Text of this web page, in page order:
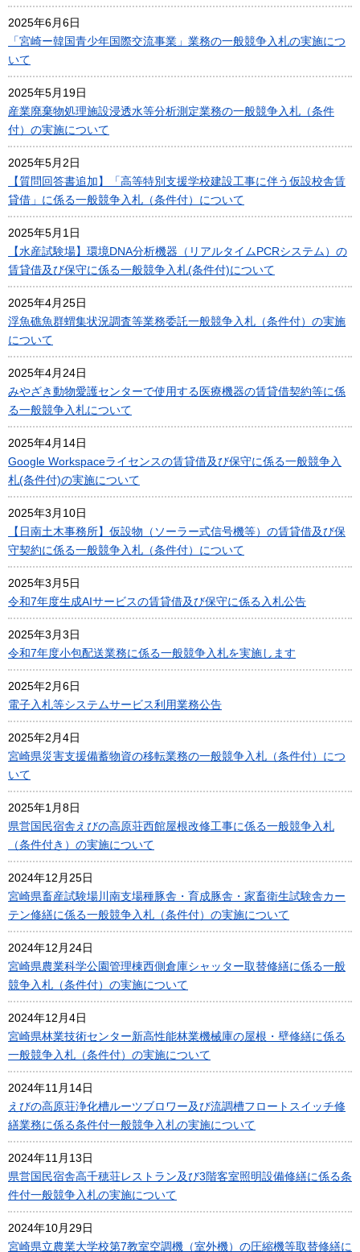
2025年6月6日
「宮崎ー韓国青少年国際交流事業」業務の一般競争入札の実施につ
いて
2025年5月19日
産業廃棄物処理施設浸透水等分析測定業務の一般競争入札（条件
付）の実施について
2025年5月2日
【質問回答書追加】「高等特別支援学校建設工事に伴う仮設校舎賃
貸借」に係る一般競争入札（条件付）について
2025年5月1日
【水産試験場】環境DNA分析機器（リアルタイムPCRシステム）の
賃貸借及び保守に係る一般競争入札(条件付)について
2025年4月25日
浮魚礁魚群蝟集状況調査等業務委託一般競争入札（条件付）の実施
について
2025年4月24日
みやざき動物愛護センターで使用する医療機器の賃貸借契約等に係
る一般競争入札について
2025年4月14日
Google Workspaceライセンスの賃貸借及び保守に係る一般競争入
札(条件付)の実施について
2025年3月10日
【日南土木事務所】仮設物（ソーラー式信号機等）の賃貸借及び保
守契約に係る一般競争入札（条件付）について
2025年3月5日
令和7年度生成AIサービスの賃貸借及び保守に係る入札公告
2025年3月3日
令和7年度小包配送業務に係る一般競争入札を実施します
2025年2月6日
電子入札等システムサービス利用業務公告
2025年2月4日
宮崎県災害支援備蓄物資の移転業務の一般競争入札（条件付）につ
いて
2025年1月8日
県営国民宿舎えびの高原荘西館屋根改修工事に係る一般競争入札
（条件付き）の実施について
2024年12月25日
宮崎県畜産試験場川南支場種豚舎・育成豚舎・家畜衛生試験舎カー
テン修繕に係る一般競争入札（条件付）の実施について
2024年12月24日
宮崎県農業科学公園管理棟西側倉庫シャッター取替修繕に係る一般
競争入札（条件付）の実施について
2024年12月4日
宮崎県林業技術センター新高性能林業機械庫の屋根・壁修繕に係る
一般競争入札（条件付）の実施について
2024年11月14日
えびの高原荘浄化槽ルーツブロワー及び流調槽フロートスイッチ修
繕業務に係る条件付一般競争入札の実施について
2024年11月13日
県営国民宿舎高千穂荘レストラン及び3階客室照明設備修繕に係る条
件付一般競争入札の実施について
2024年10月29日
宮崎県立農業大学校第7教室空調機（室外機）の圧縮機等取替修繕に